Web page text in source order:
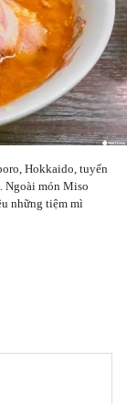
Hokkaido, tuyển
Ngoài món Miso
những tiệm mì